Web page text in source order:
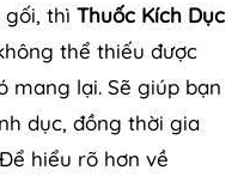
thì Thuốc Kích Dục
thể thiếu được
mang lại. Sẽ giúp bạn
dục, đồng thời gia
hiểu rõ hơn về